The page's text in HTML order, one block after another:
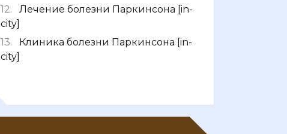
Лечение болезни Паркинсона [in-
city]
Клиника болезни Паркинсона [in-
city]